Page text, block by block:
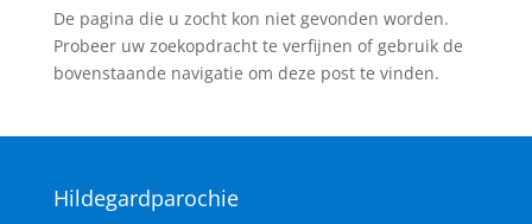
De pagina die u zocht kon niet gevonden worden.
Probeer uw zoekopdracht te verfijnen of gebruik de
bovenstaande navigatie om deze post te vinden.
Hildegardparochie